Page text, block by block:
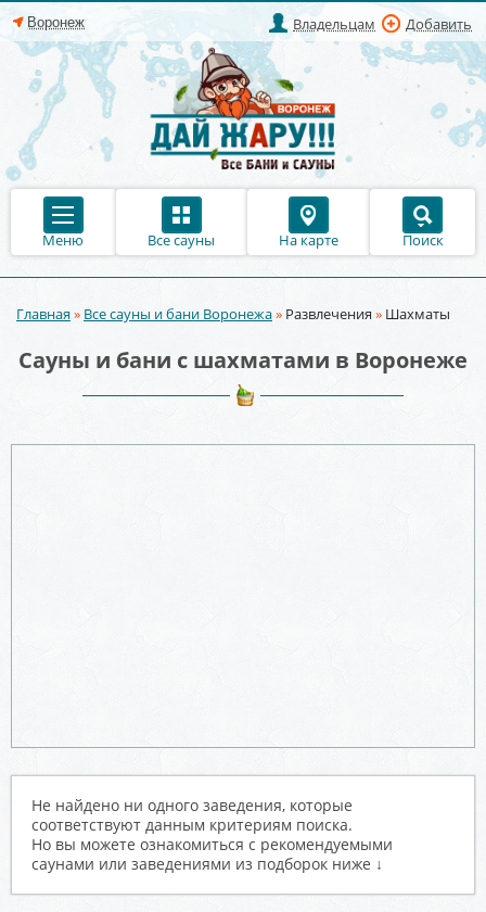
Владельцам Добавить
Меню Все сауны На карте Поиск
Вы здесь
Главная» Все сауны и бани Воронежа» Развлечения » Шахматы
Сауны и бани с шахматами в Воронеже
Не найдено ни одного заведения, которые
соответствуют данным критериям поиска.
Но вы можете ознакомиться с рекомендуемыми
саунами или заведениями из подборок ниже ↓